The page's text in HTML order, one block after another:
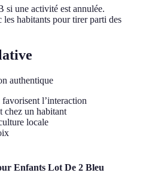
si une activité est annulée.
les habitants pour tirer parti des
authentique
l’interaction
chez un habitant
locale
Enfants Lot De 2 Bleu